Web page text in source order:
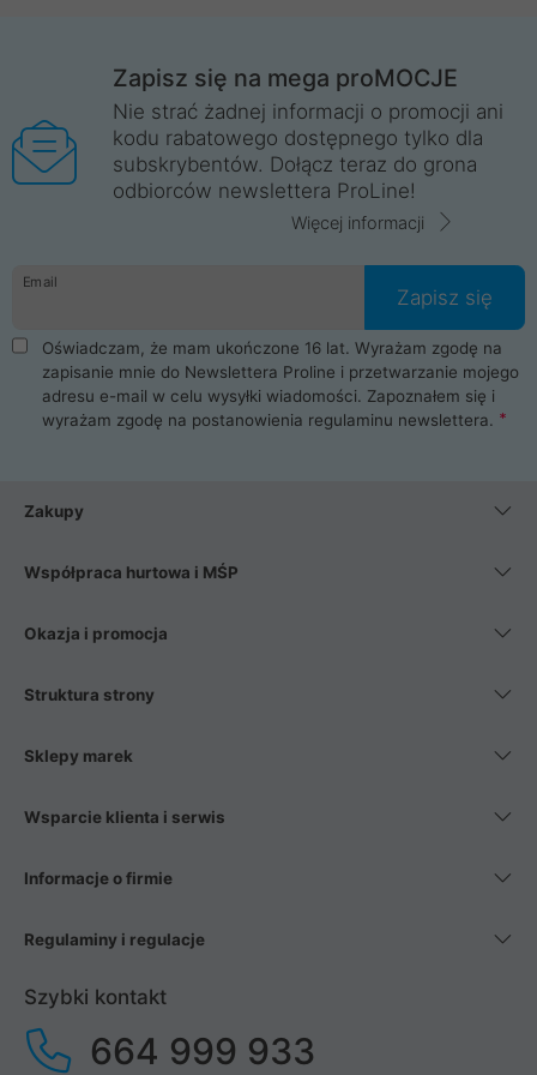
Zapisz się na mega proMOCJE
Nie strać żadnej informacji o promocji ani
kodu rabatowego dostępnego tylko dla
subskrybentów. Dołącz teraz do grona
odbiorców newslettera ProLine!
Więcej informacji
Email
Zapisz się
Oświadczam, że mam ukończone 16 lat. Wyrażam zgodę na
zapisanie mnie do Newslettera Proline i przetwarzanie mojego
adresu e-mail w celu wysyłki wiadomości. Zapoznałem się i
wyrażam zgodę na postanowienia regulaminu newslettera.
Zakupy
Współpraca hurtowa i MŚP
Okazja i promocja
Struktura strony
Sklepy marek
Wsparcie klienta i serwis
Informacje o firmie
Regulaminy i regulacje
Szybki kontakt
664 999 933